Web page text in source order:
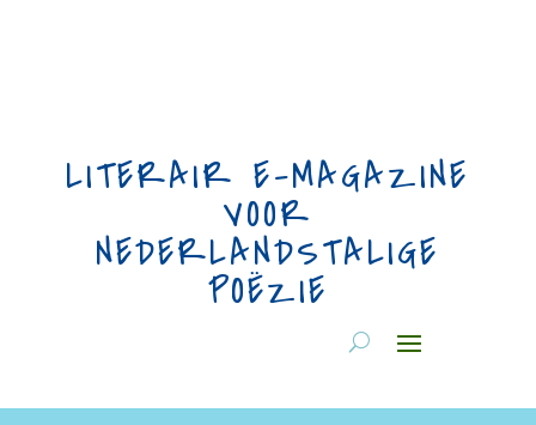
LITERAIR E-MAGAZINE
VOOR
NEDERLANDSTALIGE
POËZIE